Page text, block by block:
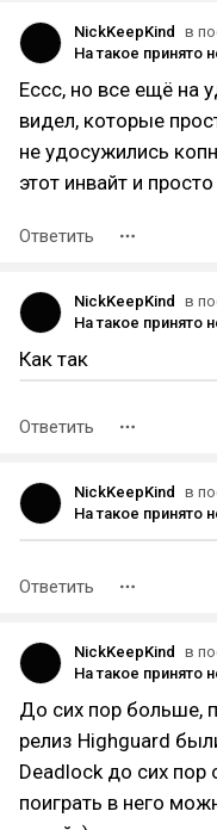
NickKeepKind
в
Ессс, но все ещё на
видел, которые
не удосужились
этот инвайт и
Ответить
NickKeepKind
в
Как так
Ответить
NickKeepKind
в
Ответить
NickKeepKind
в
До сих пор больше,
релиз Highguard
Deadlock до сих
поиграть в него